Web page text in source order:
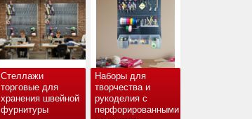
Стеллажи
торговые для
хранения швейной
фурнитуры
Наборы для
творчества и
рукоделия с
перфорированными